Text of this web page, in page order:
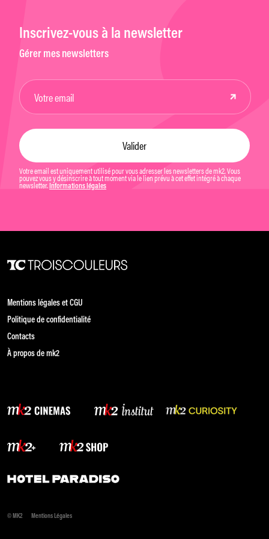
Inscrivez-vous à la newsletter
Gérer mes newsletters
Votre email est uniquement utilisé pour vous adresser les newsletters de mk2. Vous
pouvez vous y désinscrire à tout moment via le lien prévu à cet effet intégré à chaque
newsletter. Informations légales
Mentions légales et CGU
Politique de confidentialité
Contacts
À propos de mk2
© MK2 Mentions Légales